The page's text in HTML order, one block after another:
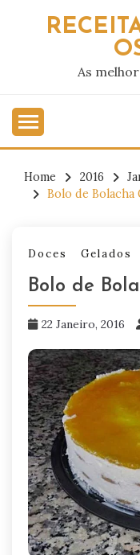
As
Home 2016
Bolo de Bolacha
Doces Gelados
Bolo de
22 Janeiro, 2016